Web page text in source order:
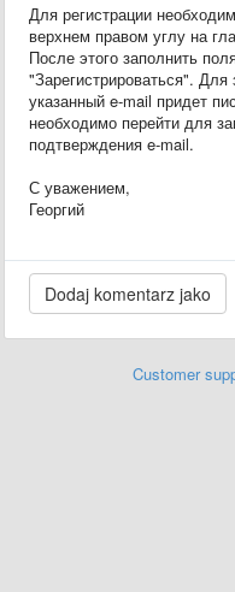
Для регистрации
верхнем правом углу на
После этого заполнить
"Зарегистрироваться".
указанный e-mail придет
необходимо перейти для
подтверждения e-mail.
С уважением,
Георгий
Customer